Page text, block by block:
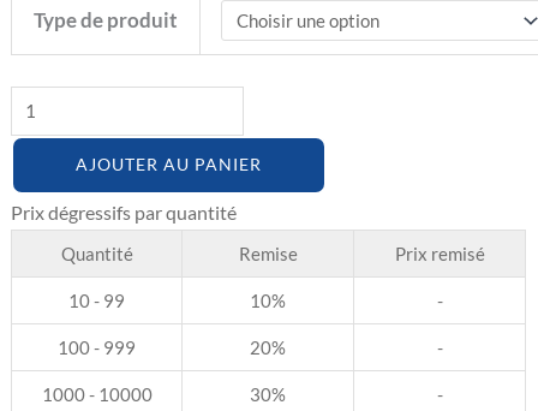
Type de produit
AJOUTER AU PANIER
Quantité Remise Prix remisé
10 - 99 10% -
100 - 999 20% -
1000 - 10000 30% -